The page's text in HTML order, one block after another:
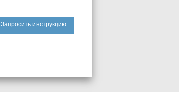
Запросить инструкцию